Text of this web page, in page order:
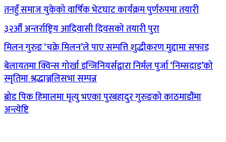
तनहुँ समाज युकेको वार्षिक भेटघाट कार्यक्रम पुर्णरुपमा तयारी
३२औँ अन्तर्राष्ट्रिय आदिवासी दिवसको तयारी पुरा
मिलन गुरुङ ‘चक्रे मिलन’ले पाए सम्पत्ति शुद्धीकरण मुद्दामा सफाइ
बेलायतमा क्विन्स गोर्खा इन्जिनियर्सद्वारा निर्मल पुर्जा ‘निम्सदाइ’को
स्मृतिमा श्रद्धाञ्जलिसभा सम्पन्न
ब्रोड पिक हिमालमा मृत्यु भएका पुरबहादुर गुरुङको काठमाडौंमा
अन्त्येष्टि